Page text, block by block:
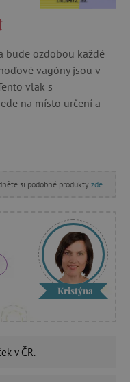
bude ozdobou každé
vagóny jsou v
vlak s
na místo určení a
si podobné produkty zde.
Kristýna
v ČR.